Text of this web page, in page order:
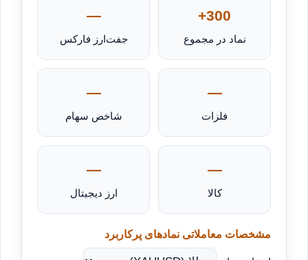
300+
نماد در مجموع
—
جفت‌ارز فارکس
—
فلزات
—
شاخص سهام
—
کالا
—
ارز دیجیتال
مشخصات معاملاتی نمادهای پرکاربرد